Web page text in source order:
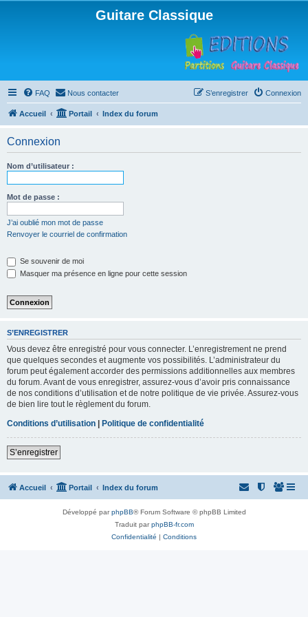
Guitare Classique
FAQ Nous contacter Connexion
S’enregistrer
Accueil Portail Index du forum
Connexion
Nom d’utilisateur :
Mot de passe :
J’ai oublié mon mot de passe
Renvoyer le courriel de confirmation
Se souvenir de moi
Masquer ma présence en ligne pour cette session
S’ENREGISTRER
Vous devez être enregistré pour vous connecter. L’enregistrement ne prend
que quelques secondes et augmente vos possibilités. L’administrateur du
forum peut également accorder des permissions additionnelles aux membres
du forum. Avant de vous enregistrer, assurez-vous d’avoir pris connaissance
de nos conditions d’utilisation et de notre politique de vie privée. Assurez-vous
de bien lire tout le règlement du forum.
Conditions d’utilisation | Politique de confidentialité
S’enregistrer
Accueil Portail Index du forum
Développé parphpBB® Forum Software © phpBB Limited
Traduit parphpBB-fr.com
Confidentialité | Conditions